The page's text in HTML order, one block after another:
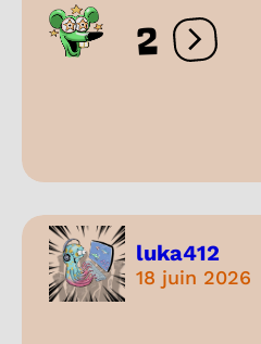
2 Ouvrir
luka412
18 juin 2026